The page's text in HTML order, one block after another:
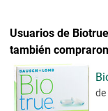
Usuarios de
también
de